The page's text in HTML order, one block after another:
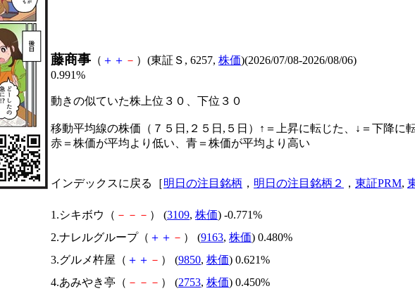
藤商事 （ ＋ ＋ － ）(東証Ｓ, 6257, 株価)(2026/07/08-2026/08/06)
0.991%
動きの似ていた株上位３０、下位３０
移動平均線の株価（７５日,２５日,５日）↑＝上昇に転じた、↓＝下降に
赤＝株価が平均より低い、青＝株価が平均より高い
インデックスに戻る［明日の注目銘柄 ， 明日の注目銘柄２ ， 東証PRM,
1.シキボウ（ － － － ） (3109, 株価) -0.771%
2.ナレルグループ（ ＋ ＋ － ） (9163, 株価) 0.480%
3.グルメ杵屋（ ＋ ＋ － ） (9850, 株価) 0.621%
4.あみやき亭（ － － － ） (2753, 株価) 0.450%